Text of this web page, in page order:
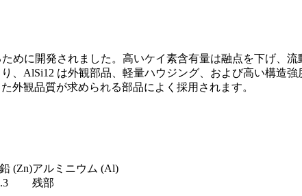
めに開発されました。高いケイ素含有量は融点を下げ、
、AlSi12 は外観部品、軽量ハウジング、および高い構造
外観品質が求められる部品によく採用されます。
(Zn)アルミニウム (Al)
残部